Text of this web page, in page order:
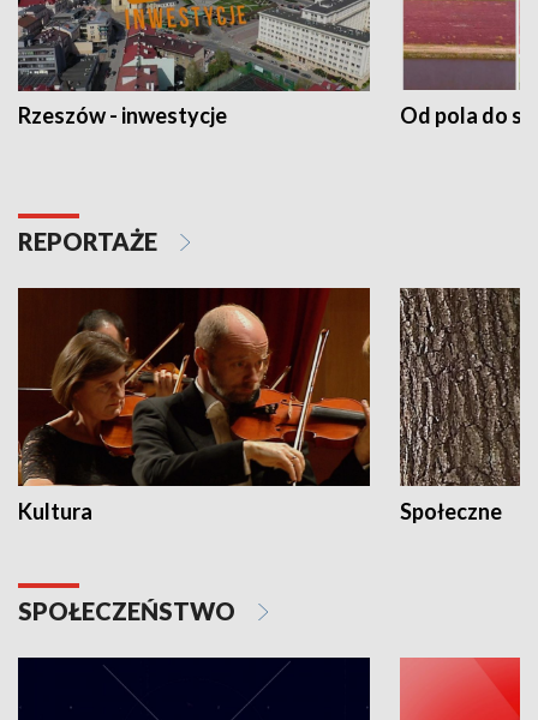
Rzeszów - inwestycje Od pola do
REPORTAŻE
Kultura Społeczne
SPOŁECZEŃSTWO